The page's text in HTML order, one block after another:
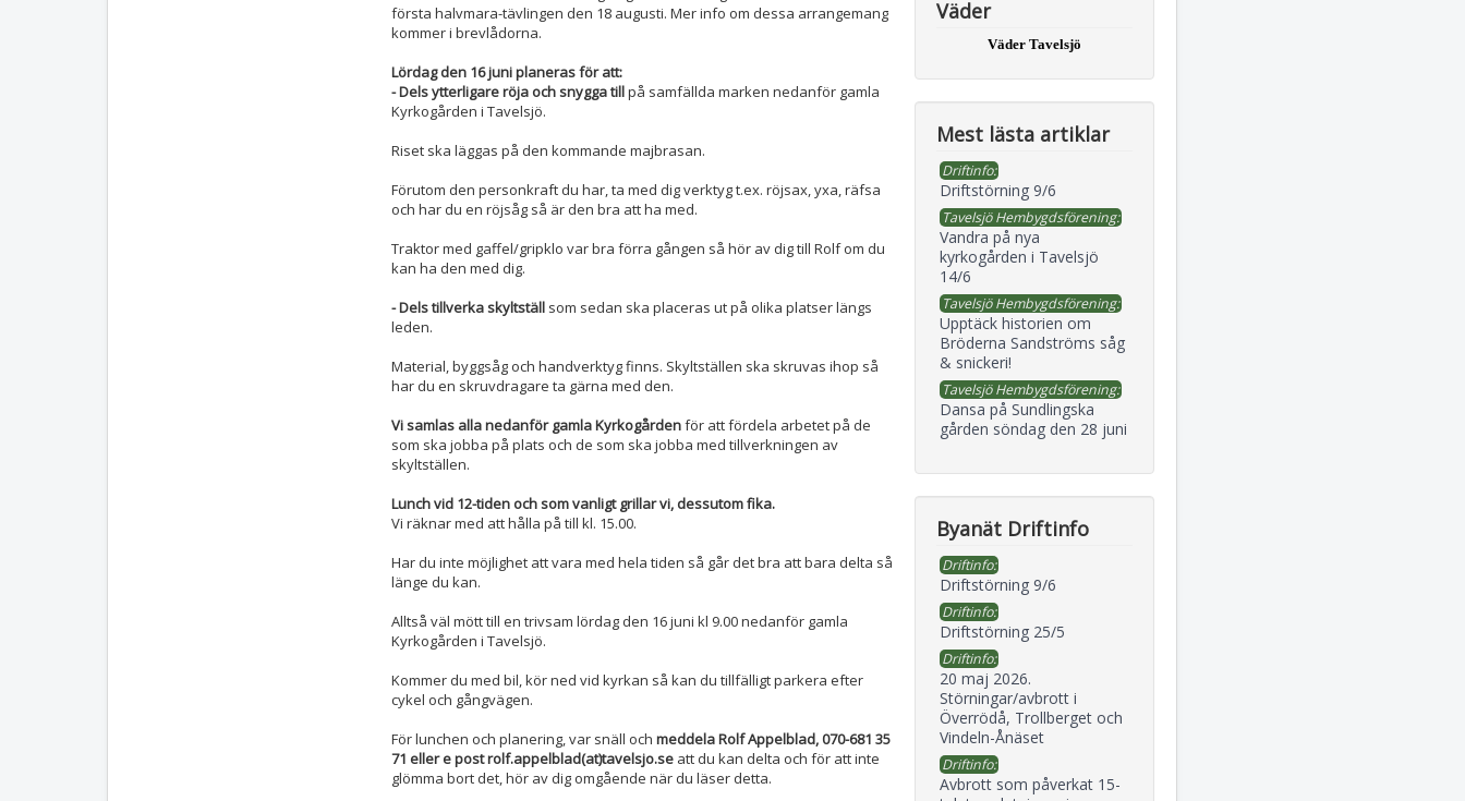
första halvmara-tävlingen den 18 augusti. Mer info om dessa arrangemang
kommer i brevlådorna.
Lördag den 16 juni planeras för att:
- Dels ytterligare röja och snygga tillpå samfällda marken nedanför gamla
Kyrkogården i Tavelsjö.
Riset ska läggas på den kommande majbrasan.
Förutom den personkraft du har, ta med dig verktyg t.ex. röjsax, yxa, räfsa
och har du en röjsåg så är den bra att ha med.
Traktor med gaffel/gripklo var bra förra gången så hör av dig till Rolf om du
kan ha den med dig.
- Dels tillverka skyltställ som sedan ska placeras ut på olika platser längs
leden.
Material, byggsåg och handverktyg finns. Skyltställen ska skruvas ihop så
har du en skruvdragare ta gärna med den.
Vi samlas alla nedanför gamla Kyrkogårdenför att fördela arbetet på de
som ska jobba på plats och de som ska jobba med tillverkningen av
skyltställen.
Lunch vid 12-tiden och som vanligt grillar vi, dessutom fika.
Vi räknar med att hålla på till kl. 15.00.
Har du inte möjlighet att vara med hela tiden så går det bra att bara delta så
länge du kan.
Alltså väl mött till en trivsam lördag den 16 juni kl 9.00 nedanför gamla
Kyrkogården i Tavelsjö.
Kommer du med bil, kör ned vid kyrkan så kan du tillfälligt parkera efter
cykel och gångvägen.
För lunchen och planering, var snäll och meddela Rolf Appelblad, 070-681 35
71 eller e post rolf.appelblad(at)tavelsjo.se att du kan delta och för att inte
glömma bort det, hör av dig omgående när du läser detta.
Väder
Väder Tavelsjö
Mest lästa artiklar
Driftinfo:
Driftstörning 9/6
Tavelsjö Hembygdsförening:
Vandra på nya
kyrkogården i Tavelsjö
14/6
Tavelsjö Hembygdsförening:
Upptäck historien om
Bröderna Sandströms såg
& snickeri!
Tavelsjö Hembygdsförening:
Dansa på Sundlingska
gården söndag den 28 juni
Byanät Driftinfo
Driftinfo:
Driftstörning 9/6
Driftinfo:
Driftstörning 25/5
Driftinfo:
20 maj 2026.
Störningar/avbrott i
Överrödå, Trollberget och
Vindeln-Ånäset
Driftinfo:
Avbrott som påverkat 15-